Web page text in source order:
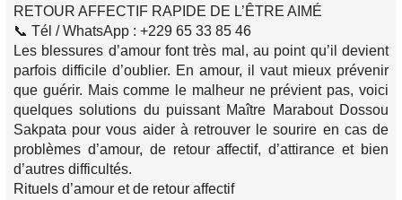
RETOUR AFFECTIF RAPIDE DE L’ÊTRE AIMÉ
📞 Tél / WhatsApp : +229 65 33 85 46
Les blessures d’amour font très mal, au point qu’il devient
parfois difficile d’oublier. En amour, il vaut mieux prévenir
que guérir. Mais comme le malheur ne prévient pas, voici
quelques solutions du puissant Maître Marabout Dossou
Sakpata pour vous aider à retrouver le sourire en cas de
problèmes d’amour, de retour affectif, d’attirance et bien
d’autres difficultés.
Rituels d’amour et de retour affectif